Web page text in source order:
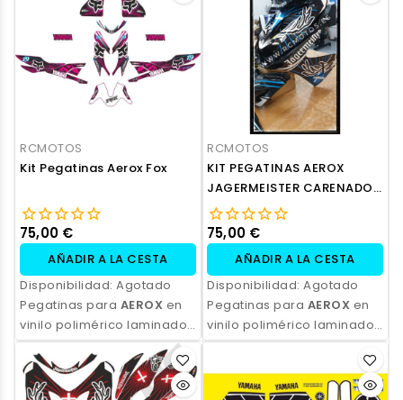
profesional y opción de
personalización.
profesional y opción de
personalización.
RCMOTOS
Kit Pegatinas Aerox Fox
75,00 €
AÑADIR A LA CESTA
Disponibilidad: Agotado
Pegatinas para AEROX en
vinilo polimérico laminado,
impresas con tinta
ecosolvente. Alta
resistencia, acabado
RCMOTOS
KIT PEGATINAS AEROX
JAGERMEISTER CARENADO
TNT
75,00 €
AÑADIR A LA CESTA
Disponibilidad: Agotado
Pegatinas para AEROX en
vinilo polimérico laminado,
impresas con tinta
resistencia, acabado